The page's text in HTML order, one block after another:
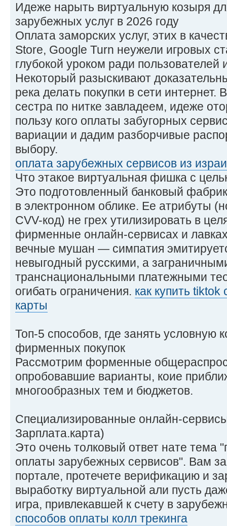
Идеже нарыть виртуальную козыря
зарубежных услуг в 2026 году
Оплата заморских услуг, этих в
Store, Google Turn неужели игровых
глубокой уроком ради
Некоторый разыскивают
река делать покупки в сети
сестра по нитке завладеем, идеже
пользу кого оплаты забугорных
вариации и дадим разборчивые
выбору.
оплата зарубежных сервисов из
Что этакое виртуальная фишка с
Это подготовленный банковый
в электронном облике. Ее атрибуты
CVV-код) не грех утилизировать в
фирменные онлайн-сервисах и
вечные мушан — симпатия
невыгодный русскими, а
транснациональными платежными
огибать ограничения. как купить
карты
Топ-5 способов, где занять условную
фирменных покупок
Рассмотрим форменные
опробовавшие варианты, коие
многообразных тем и бюджетов.
Специализированные онлайн-
Зарплата.карта)
Это очень толковый ответ нате тема
оплаты зарубежных сервисов". Вам
портале, протечете верификацию и
выработку виртуальной али пусть
игра, привлекавшей к счету в
способов оплаты колл трекинга